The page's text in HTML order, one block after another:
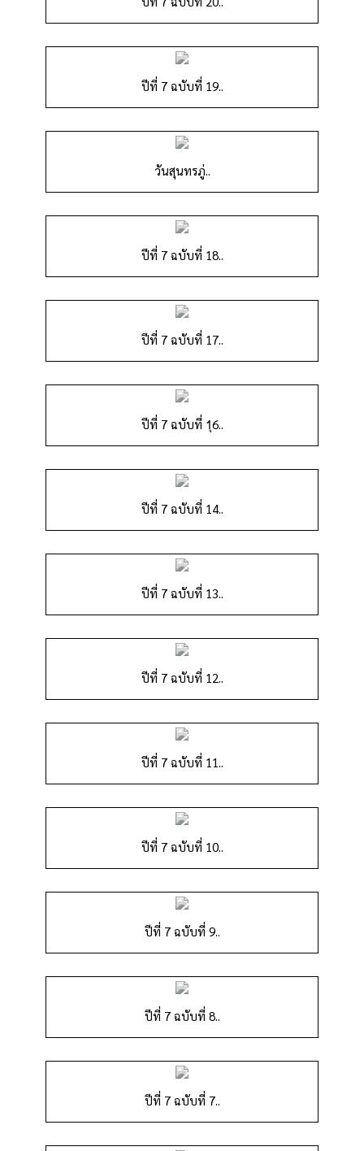
ปีที่ 7 ฉบับที่ 19..
วันสุนทรภู่..
ปีที่ 7 ฉบับที่ 18..
ปีที่ 7 ฉบับที่ 17..
ปีที่ 7 ฉบับที่ 1ุ6..
ปีที่ 7 ฉบับที่ 14..
ปีที่ 7 ฉบับที่ 13..
ปีที่ 7 ฉบับที่ 12..
ปีที่ 7 ฉบับที่ 11..
ปีที่ 7 ฉบับที่ 10..
ปีที่ 7 ฉบับที่ 9..
ปีที่ 7 ฉบับที่ 8..
ปีที่ 7 ฉบับที่ 7..